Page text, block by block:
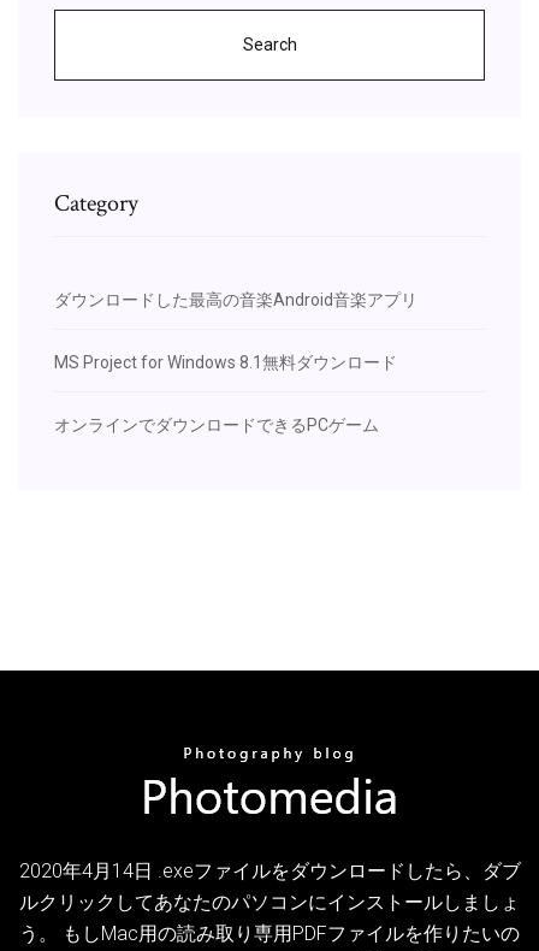
Search
Category
ダウンロードした最高の音楽Android音楽アプリ
MS Project for Windows 8.1無料ダウンロード
オンラインでダウンロードできるPCゲーム
2020年4月14日 .exeファイルをダウンロードしたら、ダブ
ルクリックしてあなたのパソコンにインストールしましょ
う。 もしMac用の読み取り専用PDFファイルを作りたいの